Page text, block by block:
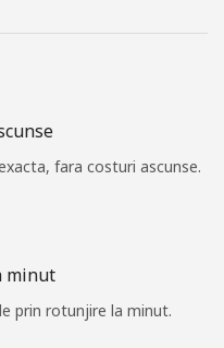
fara costuri ascunse.
minut
prin rotunjire la minut.